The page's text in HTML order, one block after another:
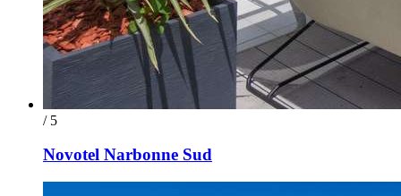
/ 5
Novotel Narbonne Sud